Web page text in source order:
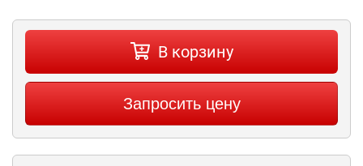
В корзину
Запросить цену